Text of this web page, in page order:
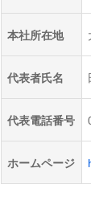
本社所在地
代表者氏名
代表電話番号
ホームページ